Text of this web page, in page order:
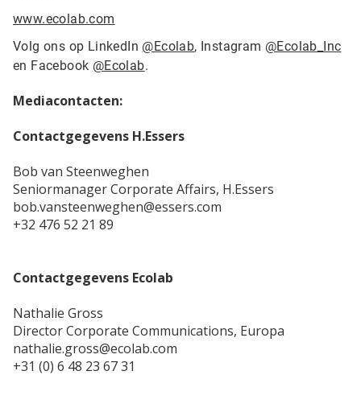
www.ecolab.com
Volg ons op LinkedIn @Ecolab, Instagram @Ecolab_Inc
en Facebook @Ecolab.
Mediacontacten:
Contactgegevens H.Essers
Bob van Steenweghen
Seniormanager Corporate Affairs, H.Essers
bob.vansteenweghen@essers.com
+32 476 52 21 89
Contactgegevens Ecolab
Nathalie Gross
Director Corporate Communications, Europa
nathalie.gross@ecolab.com
+31 (0) 6 48 23 67 31